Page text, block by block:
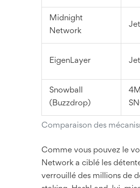
Comparaison des
Midnight
Network
EigenLayer
Snowball
(Buzzdrop)
Comme vous pouvez le
Network a ciblé les
verrouillé des millions de